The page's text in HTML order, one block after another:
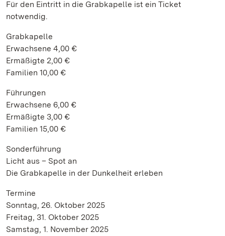
Für den Eintritt in die Grabkapelle ist ein Ticket
notwendig.
Grabkapelle
Erwachsene 4,00 €
Ermäßigte 2,00 €
Familien 10,00 €
Führungen
Erwachsene 6,00 €
Ermäßigte 3,00 €
Familien 15,00 €
Sonderführung
Licht aus – Spot an
Die Grabkapelle in der Dunkelheit erleben
Termine
Sonntag, 26. Oktober 2025
Freitag, 31. Oktober 2025
Samstag, 1. November 2025